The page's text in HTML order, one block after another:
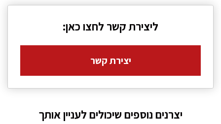
ליצירת קשר לחצו כאן:
יצירת קשר
יצרנים נוספים שיכולים לעניין אותך